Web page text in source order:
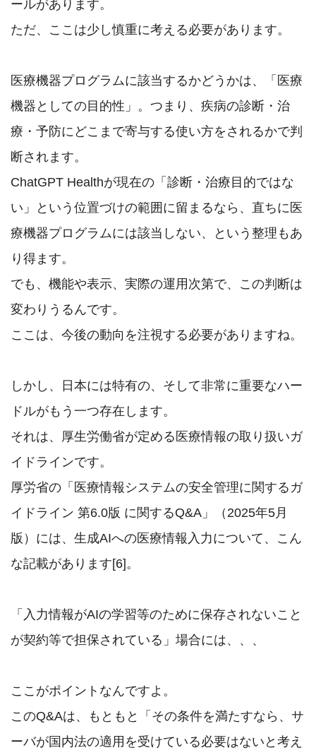
ールがあります。
ただ、ここは少し慎重に考える必要があります。
医療機器プログラムに該当するかどうかは、「医療
機器としての目的性」。つまり、疾病の診断・治
療・予防にどこまで寄与する使い方をされるかで判
断されます。
ChatGPT Healthが現在の「診断・治療目的ではな
い」という位置づけの範囲に留まるなら、直ちに医
療機器プログラムには該当しない、という整理もあ
り得ます。
でも、機能や表示、実際の運用次第で、この判断は
変わりうるんです。
ここは、今後の動向を注視する必要がありますね。
しかし、日本には特有の、そして非常に重要なハー
ドルがもう一つ存在します。
それは、厚生労働省が定める医療情報の取り扱いガ
イドラインです。
厚労省の「医療情報システムの安全管理に関するガ
イドライン 第6.0版 に関するQ&A」（2025年5月
版）には、生成AIへの医療情報入力について、こん
な記載があります[6]。
「入力情報がAIの学習等のために保存されないこと
が契約等で担保されている」場合には、、、
ここがポイントなんですよ。
このQ&Aは、もともと「その条件を満たすなら、サ
ーバが国内法の適用を受けている必要はないと考え